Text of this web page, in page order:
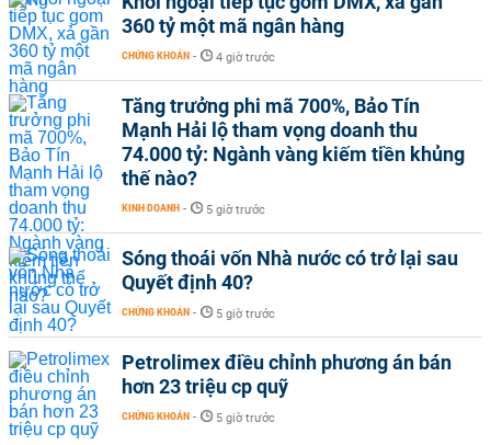
360 tỷ một mã ngân hàng
CHỨNG KHOÁN - 4 giờ trước
Tăng trưởng phi mã 700%, Bảo Tín
Mạnh Hải lộ tham vọng doanh thu
74.000 tỷ: Ngành vàng kiếm tiền khủng
thế nào?
KINH DOANH - 5 giờ trước
Sóng thoái vốn Nhà nước có trở lại sau
Quyết định 40?
CHỨNG KHOÁN - 5 giờ trước
Petrolimex điều chỉnh phương án bán
hơn 23 triệu cp quỹ
CHỨNG KHOÁN - 5 giờ trước